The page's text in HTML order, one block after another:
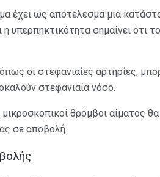
έχει ως αποτέλεσμα μια
υπερπηκτικότητα σημαίνει ότι
οι στεφανιαίες αρτηρίες,
στεφανιαία νόσο.
μικροσκοπικοί θρόμβοι αίματος
σε αποβολή.